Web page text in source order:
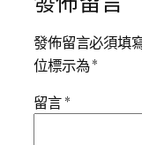
發佈留言必須填
位標示為*
留言*